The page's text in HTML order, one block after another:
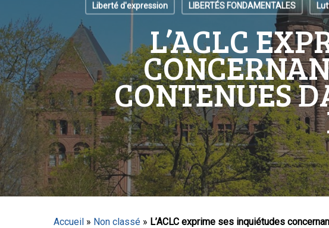
Liberté d'expression LIBERTÉS FONDAMENTALES
L’ACLC
CONTENUES
Accueil » Non classé » L’ACLC exprime ses inquiétudes